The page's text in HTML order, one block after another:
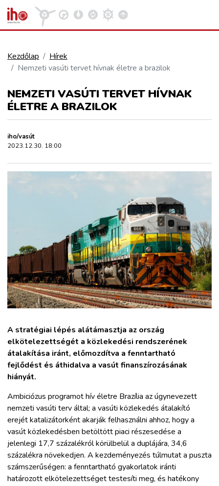
VASÚT
KÖZÚT
REPÜLÉS
KÖZLEKEDÉSFEJLESZTÉS
HAJÓZÁS
BLOG
ARCHÍVUM
WEBSHOP
BELÉPÉS
REGISZTRÁCIÓ
Kosár megtekintése
Kezdőlap
Hírek
Nemzeti vasúti tervet hívnak életre a brazilok
NEMZETI VASÚTI TERVET HÍVNAK
ÉLETRE A BRAZILOK
iho/vasút
2023.12.30. 18:00
A stratégiai lépés alátámasztja az ország
elkötelezettségét a közlekedési rendszerének
átalakítása iránt, előmozdítva a fenntartható
fejlődést és áthidalva a vasút finanszírozásának
hiányát.
Ambiciózus programot hív életre Brazília az úgynevezett
nemzeti vasúti terv által; a vasúti közlekedés átalakító
erejét katalizátorként akarják felhasználni ahhoz, hogy a
vasút közlekedésben betöltött piaci részesedése a
jelenlegi 17,7 százalékról körülbelül a duplájára, 34,6
százalékra növekedjen. A kezdeményezés túlmutat a puszta
számszerűségen: a fenntartható gyakorlatok iránti
határozott elkötelezettséget testesíti meg, és hatékony